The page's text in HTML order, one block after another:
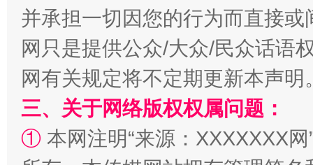
解纷+调解+退费，一次搞定
并承担一切因您的行为而直接
网只是提供公众/大众/民众话语
网有关规定将不定期更新本声明
三、关于网络版权权属问题：
① 本网注明“来源：XXXXXXX